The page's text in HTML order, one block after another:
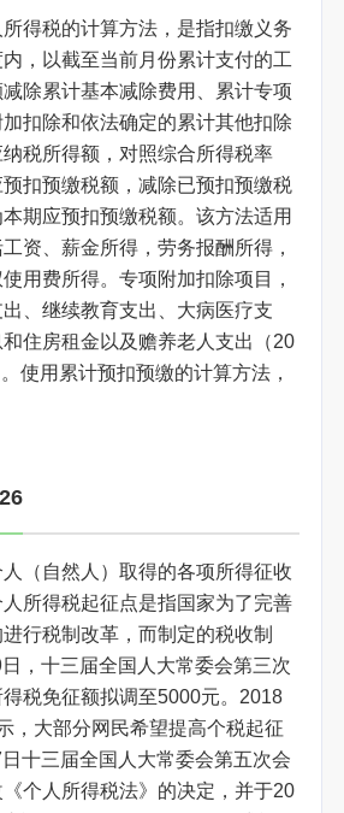
得税的计算方法，是指扣缴义务
，以截至当前月份累计支付的工
除累计基本减除费用、累计专项
扣除和依法确定的累计其他扣除
税所得额，对照综合所得税率
扣预缴税额，减除已预扣预缴税
期应预扣预缴税额。该方法适用
资、薪金所得，劳务报酬所得，
用费所得。专项附加扣除项目，
、继续教育支出、大病医疗支
住房租金以及赡养老人支出（20
使用累计预扣预缴的计算方法，
（自然人）取得的各项所得征收
所得税起征点是指国家为了完善
行税制改革，而制定的税收制
，十三届全国人大常委会第三次
税免征额拟调至5000元。2018
，大部分网民希望提高个税起征
十三届全国人大常委会第五次会
个人所得税法》的决定，并于20